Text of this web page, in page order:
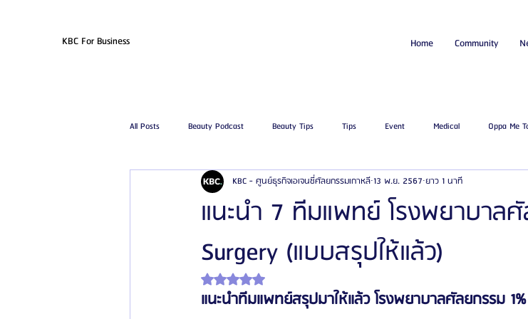
Home Community
KBC For Business
All Posts Beauty Podcast Beauty Tips Tips Event Medical Oppa Me
รีวิวศัลยกรรมฉีดไขมัน รีวิวศัลยกรรมดูดไขมัน โรงพยาบาลศัลยกรรมเอท็อป
โรงพยาบาลศัลยกรรมเฟรช โรงพยาบาลศัลยกรรมจีเอ็นจี โรงพยาบาลศัลยกรรมอิมเมจอัพ
รีวิวศัลยกรรมผู้ชาย โรงพยาบาลศัลยกรรมมาอิน โรงพยาบาลศัลยกรรมนานะ โรงพ
แนะนำ 7 ทีมแพทย์ โรงพยาบาลศั
Surgery (แบบสรุปให้แล้ว)
KBC - ศูนย์ธุรกิจเอเจนซี่ศัลยกรรมเกาหลี 13 พ.ย. 2567 ยาว 1 นาที
ได้รับ NaN เต็ม 5 ดาว
แนะนำทีมแพทย์สรุปมาให้แล้ว โรงพยาบาลศัลยกรรม